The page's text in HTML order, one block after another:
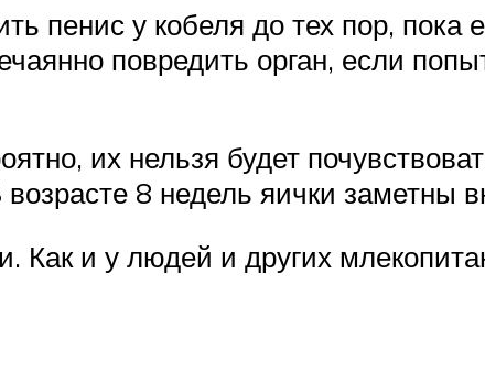
пенис у кобеля до тех пор, пока
повредить орган, если
их нельзя будет
8 недель яички заметны
Как и у людей и других